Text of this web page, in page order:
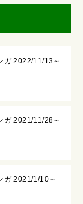
ガ 2022/11/13～
ガ 2021/11/28～
ガ 2021/1/10～